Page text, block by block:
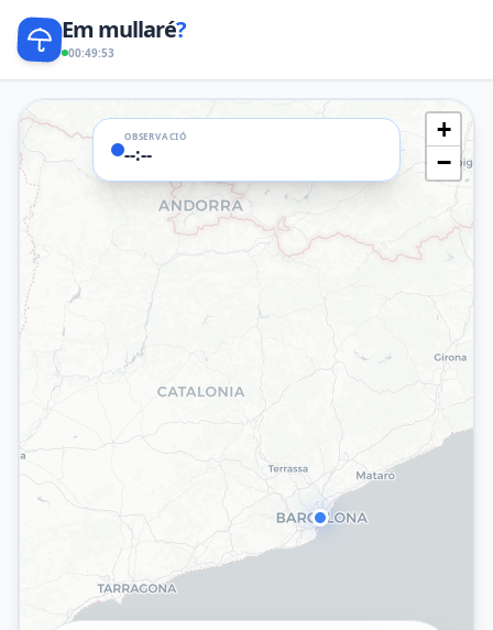
Em mullaré?
00:49:53
+
−
OBSERVACIÓ
--:--